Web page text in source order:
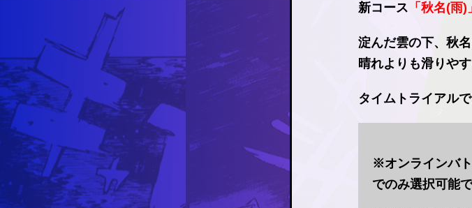
新コース 「秋名(雨)
淀んだ雲の下、秋
晴れよりも滑りや
タイムトライアルで
※オンラインバ
でのみ選択可能で